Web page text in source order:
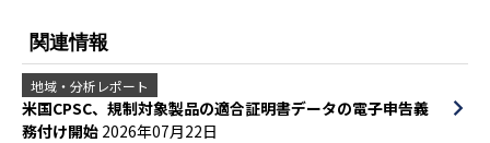
関連情報
地域・分析レポート
米国CPSC、規制対象製品の適合証明書データの電子申告義
務付け開始 2026年07月22日